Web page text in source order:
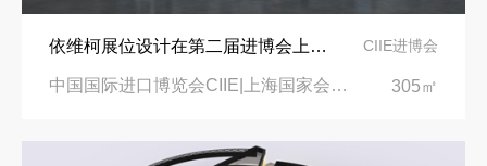
依维柯展位设计在第二届进博会上吸引万千瞩目 CIIE进博会
中国国际进口博览会CIIE|上海国家会展中心 305㎡